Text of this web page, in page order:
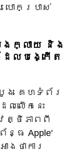
បោកប្រាស់
ងក្លាយ និង
លបង្កើត
គេហទំព័រ
លើកនេះ
ត្ថិភាពពី
ធ Apple'
ងថាការ